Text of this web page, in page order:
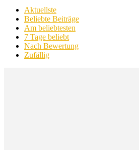
Aktuellste
Beliebte Beiträge
Am beliebtesten
7 Tage beliebt
Nach Bewertung
Zufällig